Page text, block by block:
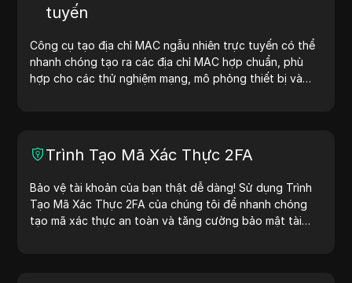
tuyến
Công cụ tạo địa chỉ MAC ngẫu nhiên trực tuyến có thể
nhanh chóng tạo ra các địa chỉ MAC hợp chuẩn, phù
hợp cho các thử nghiệm mạng, mô phỏng thiết bị và
Trình Tạo Mã Xác Thực 2FA
Bảo vệ tài khoản của bạn thật dễ dàng! Sử dụng Trình
Tạo Mã Xác Thực 2FA của chúng tôi để nhanh chóng
tạo mã xác thực an toàn và tăng cường bảo mật tài